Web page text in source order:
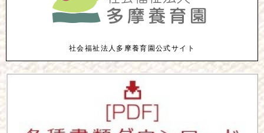
社会福祉法人多摩養育園公式サイト